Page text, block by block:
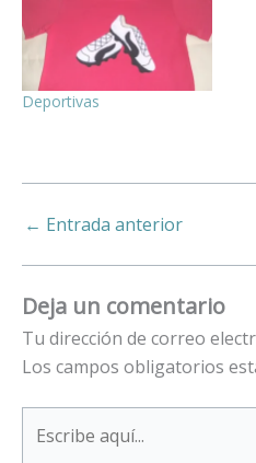
Deportivas
← Entrada anterior
Deja un comentario
Tu dirección de correo
Los campos obligatorios
aquí...